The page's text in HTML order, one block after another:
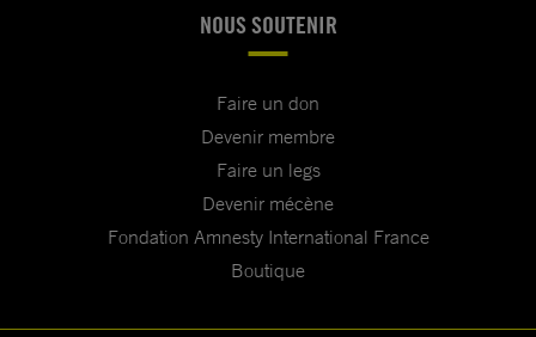
NOUS SOUTENIR
Faire un don
Devenir membre
Faire un legs
Devenir mécène
Fondation Amnesty International France
Boutique